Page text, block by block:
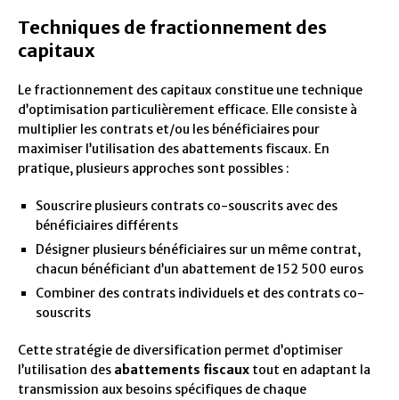
Techniques de fractionnement des
capitaux
Le fractionnement des capitaux constitue une technique
d’optimisation particulièrement efficace. Elle consiste à
multiplier les contrats et/ou les bénéficiaires pour
maximiser l’utilisation des abattements fiscaux. En
pratique, plusieurs approches sont possibles :
Souscrire plusieurs contrats co-souscrits avec des
bénéficiaires différents
Désigner plusieurs bénéficiaires sur un même contrat,
chacun bénéficiant d’un abattement de 152 500 euros
Combiner des contrats individuels et des contrats co-
souscrits
Cette stratégie de diversification permet d’optimiser
l’utilisation des abattements fiscaux tout en adaptant la
transmission aux besoins spécifiques de chaque